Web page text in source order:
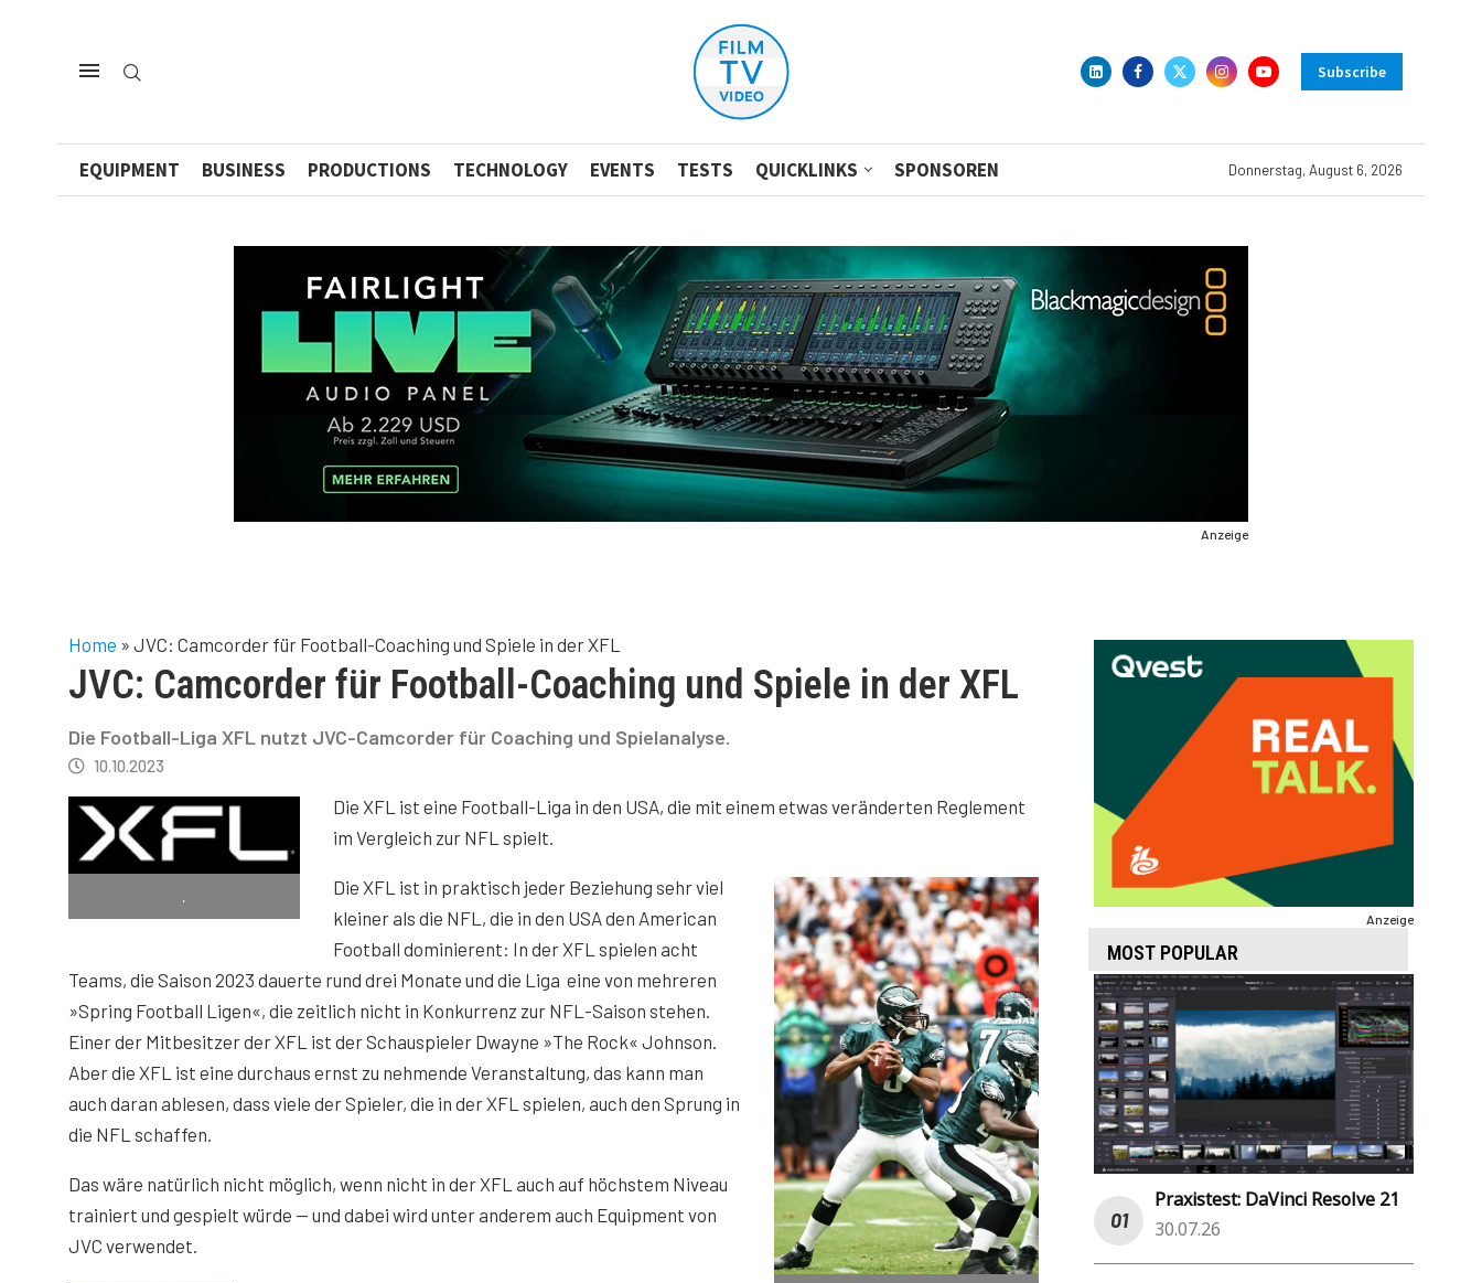
Subscribe
EQUIPMENT BUSINESS PRODUCTIONS TECHNOLOGY EVENTS TESTS QUICKLINKS SPONSOREN Donnerstag, August 6, 2026
Anzeige
Home » JVC: Camcorder für Football-Coaching und Spiele in der XFL
JVC: Camcorder für Football-Coaching und Spiele in der XFL
Die Football-Liga XFL nutzt JVC-Camcorder für Coaching und Spielanalyse.
10.10.2023
.
Die XFL ist eine Football-Liga in den USA, die mit einem etwas veränderten Reglement
im Vergleich zur NFL spielt.
Die XFL ist in praktisch jeder Beziehung sehr viel
kleiner als die NFL, die in den USA den American
Football dominierent: In der XFL spielen acht
Teams, die Saison 2023 dauerte rund drei Monate und die Liga eine von mehreren
»Spring Football Ligen«, die zeitlich nicht in Konkurrenz zur NFL-Saison stehen.
Einer der Mitbesitzer der XFL ist der Schauspieler Dwayne »The Rock« Johnson.
Aber die XFL ist eine durchaus ernst zu nehmende Veranstaltung, das kann man
auch daran ablesen, dass viele der Spieler, die in der XFL spielen, auch den Sprung in
die NFL schaffen.
Das wäre natürlich nicht möglich, wenn nicht in der XFL auch auf höchstem Niveau
trainiert und gespielt würde — und dabei wird unter anderem auch Equipment von
JVC verwendet.
Anzeige
MOST POPULAR
Praxistest: DaVinci Resolve 21
30.07.26